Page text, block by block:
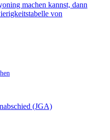
machen kannst, dann
von
(JGA)